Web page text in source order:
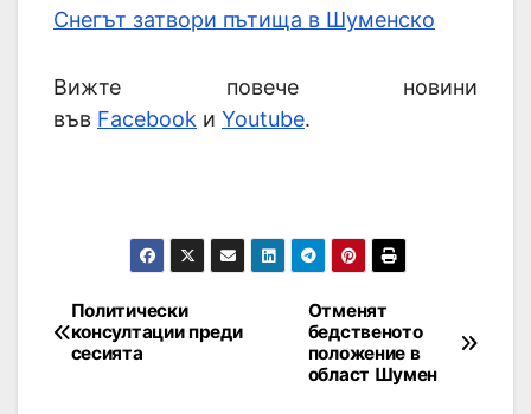
Снегът затвори пътища в Шуменско
Вижте повече новини
във Facebook и Youtube.
Отменят
бедственото
положение в
област Шумен
Политически
консултации преди
сесията